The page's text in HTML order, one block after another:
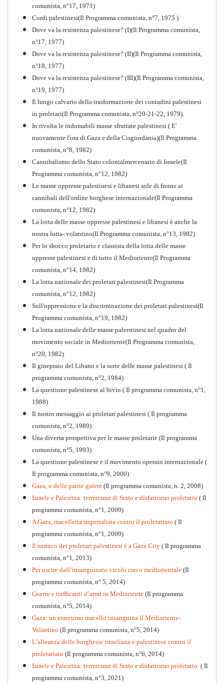
Perchè la Russia non era
comunista
Quaderno n°10
1917-2017 Ieri Oggi Domani
PDF Quaderno n°9
Per la difesa intransigente
comunista, n°17, 1971)
Curdi palestinesi(Il Programma comunista, n°7, 1975 )
Dove va la resistenza palestinese? (I)(Il Programma comunista,
n°17, 1977)
Dove va la resistenza palestinese? (II)(Il Programma comunista,
n°18, 1977)
Dove va la resistenza palestinese? (III)(Il Programma comunista,
n°19, 1977)
Il lungo calvario della trasformazione dei contadini palestinesi
in proletari(Il Programma comunista, n°20-21-22, 1979).
In rivolta le indomabili masse sfruttate palestinesi ( E'
nuovamente l'ora di Gaza e della Cisgiordania)(Il Programma
comunista, n°8, 1982)
Cannibalismo dello Stato colonialmercenario di Israele(Il
Programma comunista, n°12, 1982)
Le masse oppresse palestinesi e libanesi sole di fronte ai
cannibali dell'ordine borghese internazionale(Il Programma
comunista, n°12, 1982)
La lotta delle masse oppresse palestinesi e libanesi è anche la
nostra lotta- volantino(Il Programma comunista, n°13, 1982)
Per lo sbocco proletario e classista della lotta delle masse
oppresse palestinesi e di tutto il Medioriente(Il Programma
comunista, n°14, 1982)
La lotta nazionale dei proletari palestinesi(Il Programma
comunista, n°12, 1982)
Sull'oppressione e la discriminazione dei proletari palestinesi(Il
Programma comunista, n°19, 1982)
La lotta nazionale delle masse palerstinesi nel quadro del
movimento sociale in Medioriente(Il Programma comunista,
n°20, 1982)
Il ginepraio del Libano e la sorte delle masse palestinesi ( Il
programma comunista, n°2, 1984)
La questione palestinese al bivio ( Il programma comunista, n°1,
1988)
Il nostro messaggio ai proletari palestinesi ( Il programma
comunista, n°2, 1989)
Una diversa prospettiva per le masse proletarie (Il programma
comunista, n°5, 1993)
La questione palestinese e il movimento operaio internazionale (
Il programma comunista, n°9, 2000)
Gaza, o delle patrie galere (Il programma comunista, n. 2, 2008)
Israele e Palestina: terrorismo di Stato e disfattismo proletario ( Il
programma comunista, n°1, 2009)
A Gaza, macelleria imperialista contro il proletariato ( Il
programma comunista, n°1, 2009)
Il nemico dei proletari palestinesi è a Gaza City ( Il programma
comunista, n°1, 2013)
Per uscire dall’insanguinato vicolo cieco mediorientale (Il
programma comunista, n° 5, 2014)
Guerre e trafficanti d’armi in Medioriente (Il programma
comunista, n°5, 2014)
Gaza: un ennesimo macello insanguina il Medioriente-
Volantino (Il programma comunista, n°5, 2014)
L’alleanza delle borghesie israeliana e palestinese contro il
proletariato (Il programma comunista, n°6, 2014)
Israele e Palestina: terrorismo di Stato e disfattismo proletario ( Il
programma comunista, n°3, 2021)